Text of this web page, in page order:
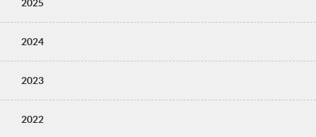
2025
2024
2023
2022